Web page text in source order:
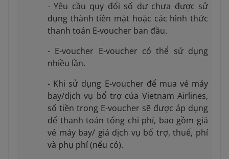
- Yêu cầu quy đổi số dư chưa được sử
dụng thành tiền mặt hoặc các hình thức
thanh toán E-voucher ban đầu.
- E-voucher E-voucher có thể sử dụng
nhiều lần.
- Khi sử dụng E-voucher để mua vé máy
bay/dịch vụ bổ trợ của Vietnam Airlines,
số tiền trong E-voucher sẽ được áp dụng
để thanh toán tổng chi phí, bao gồm giá
vé máy bay/ giá dịch vụ bổ trợ, thuế, phí
và phụ phí (nếu có).